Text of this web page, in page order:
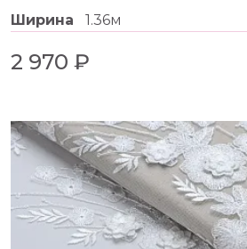
Ширина 1.36м
2 970 ₽